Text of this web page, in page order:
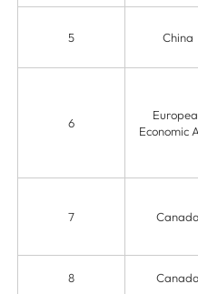
5 China
6
Economic
7 Canada
8 Canada